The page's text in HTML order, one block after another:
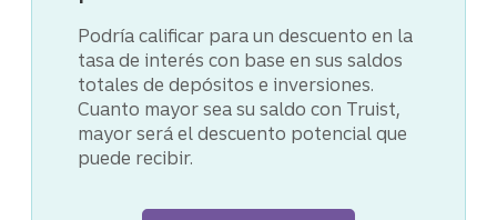
Divulgación
Podría calificar para un descuento en la
tasa de interés con base en sus saldos
totales de depósitos e inversiones.
Cuanto mayor sea su saldo con Truist,
mayor será el descuento potencial que
puede recibir.